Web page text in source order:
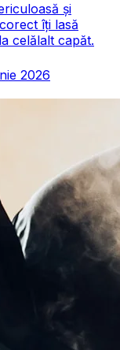
și
îți lasă
celălalt capăt.
2026